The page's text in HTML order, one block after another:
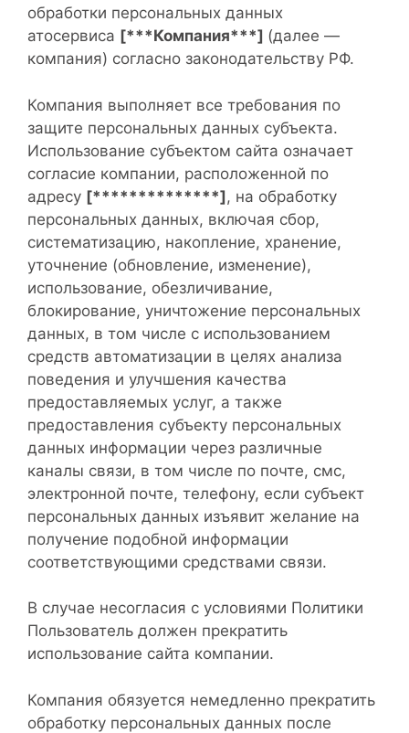
обработки персональных данных
атосервиса [***Компания***] (далее —
компания) согласно законодательству РФ.
Компания выполняет все требования по
защите персональных данных субъекта.
Использование субъектом сайта означает
согласие компании, расположенной по
адресу [**************], на обработку
персональных данных, включая сбор,
систематизацию, накопление, хранение,
уточнение (обновление, изменение),
использование, обезличивание,
блокирование, уничтожение персональных
данных, в том числе с использованием
средств автоматизации в целях анализа
поведения и улучшения качества
предоставляемых услуг, а также
предоставления субъекту персональных
данных информации через различные
каналы связи, в том числе по почте, смс,
электронной почте, телефону, если субъект
персональных данных изъявит желание на
получение подобной информации
соответствующими средствами связи.
В случае несогласия с условиями Политики
Пользователь должен прекратить
использование сайта компании.
Компания обязуется немедленно прекратить
обработку персональных данных после